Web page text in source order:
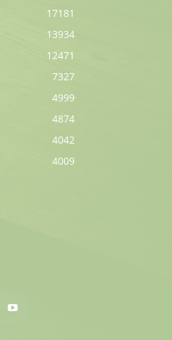
17181
13934
12471
7327
4999
4874
4042
4009